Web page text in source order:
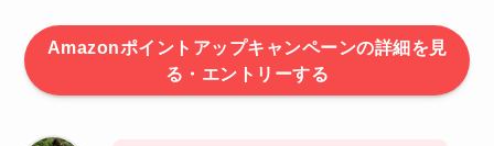
Amazonポイントアップキャンペーンの詳細を見
る・エントリーする